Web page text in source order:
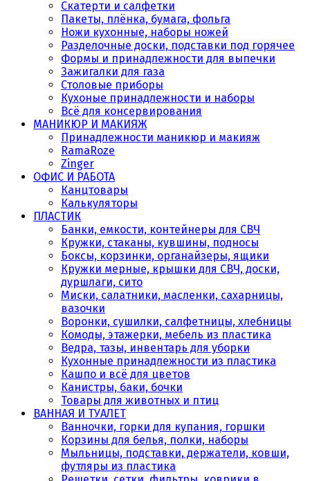
Скатерти и салфетки
Пакеты, плёнка, бумага, фольга
Ножи кухонные, наборы ножей
Разделочные доски, подставки под горячее
Формы и принадлежности для выпечки
Зажигалки для газа
Столовые приборы
Кухоные принадлежности и наборы
Всё для консервирования
МАНИКЮР И МАКИЯЖ
Принадлежности маникюр и макияж
RamaRoze
Zinger
ОФИС И РАБОТА
Канцтовары
Калькуляторы
ПЛАСТИК
Банки, емкости, контейнеры для СВЧ
Кружки, стаканы, кувшины, подносы
Боксы, корзинки, органайзеры, ящики
Кружки мерные, крышки для СВЧ, доски,
дуршлаги, сито
Миски, салатники, масленки, сахарницы,
вазочки
Воронки, сушилки, салфетницы, хлебницы
Комоды, этажерки, мебель из пластика
Ведра, тазы, инвентарь для уборки
Кухонные принадлежности из пластика
Кашпо и всё для цветов
Канистры, баки, бочки
Товары для животных и птиц
ВАННАЯ И ТУАЛЕТ
Ванночки, горки для купания, горшки
Корзины для белья, полки, наборы
Мыльницы, подставки, держатели, ковши,
футляры из пластика